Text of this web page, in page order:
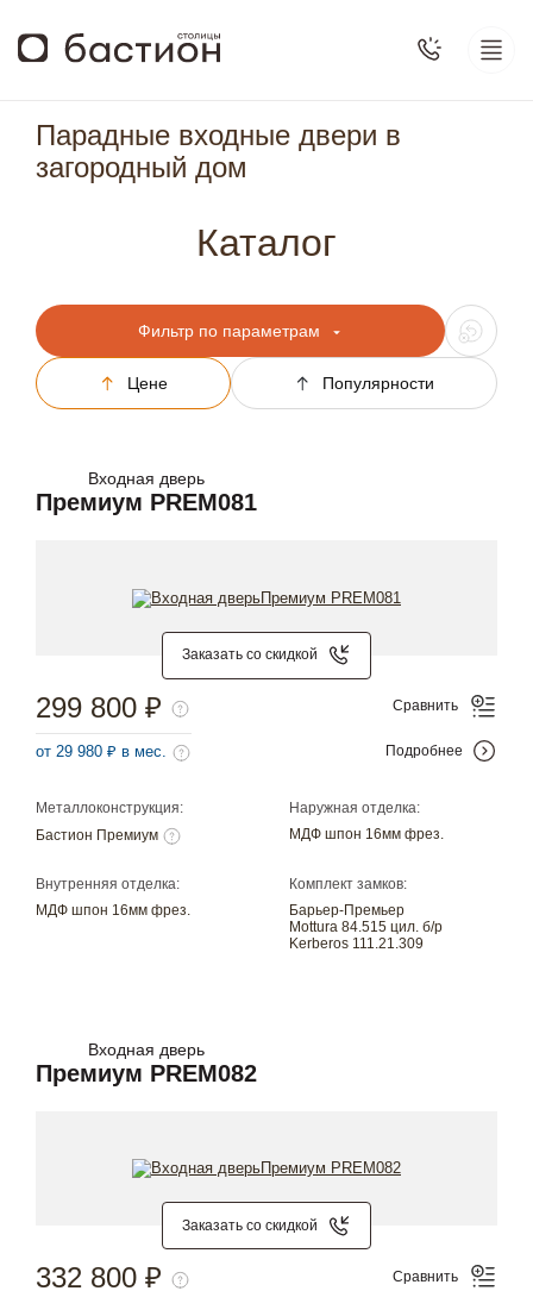
Парадные входные двери в
загородный дом
Каталог
Фильтр по параметрам
Цене Популярности
Входная дверь
Премиум PREM081
Заказать со скидкой
Металлоконструкция:
Бастион Премиум
Наружная отделка:
МДФ шпон 16мм фрез.
Внутренняя отделка:
МДФ шпон 16мм фрез.
Комплект замков:
Барьер-Премьер
Mottura 84.515 цил. б/р
Kerberos 111.21.309
299 800 ₽
от 29 980 ₽ в мес.
Сравнить
Подробнее
Входная дверь
Премиум PREM082
Заказать со скидкой
332 800 ₽ Сравнить